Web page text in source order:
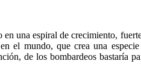
una espiral de crecimiento,
el mundo, que crea una
de los bombardeos bastaría